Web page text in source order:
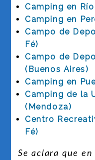
Camping en
Camping en
Campo de
Fé)
Campo de
(Buenos Aires)
Camping en
Camping de la
(Mendoza)
Centro
Fé)
Se aclara que